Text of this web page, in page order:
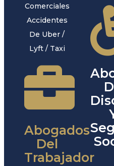
Comerciales
Accidentes
De Uber /
Lyft / Taxi
Abogados
Del
Trabajador